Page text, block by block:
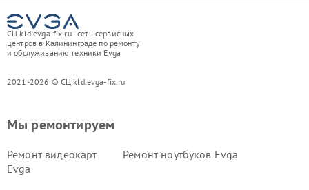
СЦ kld.evga-fix.ru - сеть сервисных
центров в Калининграде по ремонту
и обслуживанию техники Evga
2021-2026 © СЦ kld.evga-fix.ru
Мы ремонтируем
Ремонт видеокарт
Evga
Ремонт ноутбуков Evga